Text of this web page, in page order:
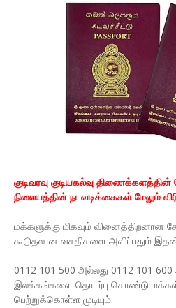
குடிவரவு குடியகல்வு
நிலையத்தின் நடவடிக்கைகள் மேலும்
மக்களுக்கு மிகவும் வினைத்திறனான
கூடுதலான வசதிகளை அளிப்பதும்
0112 101 500 அல்லது 0112 101
இலக்கங்களை தொடர்பு கொண்டு
பெற்றுக்கொள்ள முடியும்.